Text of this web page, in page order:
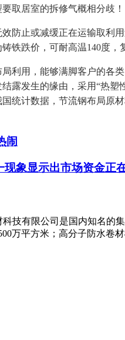
取居室的拆修气概相分歧！
止或减缓正在运输取利用
铁跌价，可耐高温140度
用，能够满脚客户的各类
露发生的缘由，采用“热
统计数据，节流钢布局原
闹
现象显示出市场资金正
技有限公司是国内知名的
万平方米；高分子防水卷